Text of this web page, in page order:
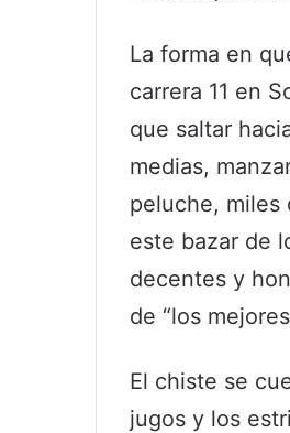
La forma en
carrera 11 en
que saltar
medias,
peluche, miles
este bazar de
decentes y
de “los
El chiste se
jugos y los